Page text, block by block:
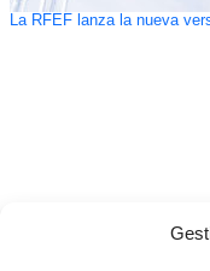
La RFEF lanza la nueva